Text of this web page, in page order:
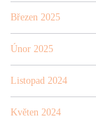
Březen 2025
Únor 2025
Listopad 2024
Květen 2024